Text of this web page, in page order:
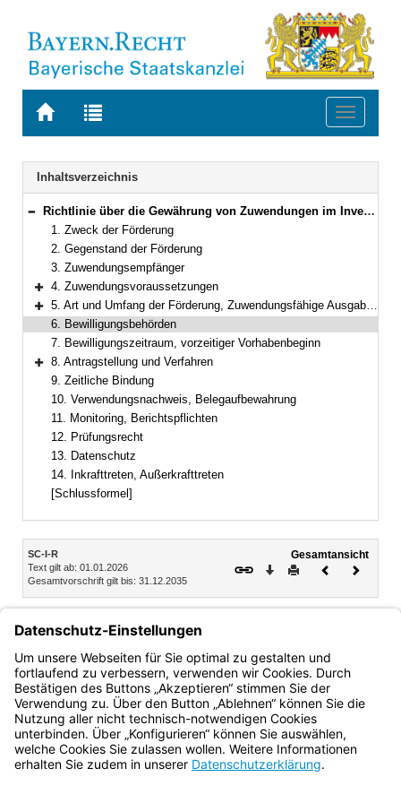
Zur
BAYERN.RECHT
Zur
letzten
Suche
Toggle
Navigation
Inhaltsverzeichnis
Bereich reduzieren
Richtlinie über die Gewährung von Zuwendungen im Investitionsprogramm Startchancen
1. Zweck der Förderung
2. Gegenstand der Förderung
3. Zuwendungsempfänger
Bereich erweitern
4. Zuwendungsvoraussetzungen
Bereich erweitern
5. Art und Umfang der Förderung, Zuwendungsfähige Ausgaben
6. Bewilligungsbehörden
7. Bewilligungszeitraum, vorzeitiger Vorhabenbeginn
Bereich erweitern
8. Antragstellung und Verfahren
9. Zeitliche Bindung
10. Verwendungsnachweis, Belegaufbewahrung
11. Monitoring, Berichtspflichten
12. Prüfungsrecht
13. Datenschutz
14. Inkrafttreten, Außerkrafttreten
[Schlussformel]
Inhalt
SC-I-R
Text gilt ab: 01.01.2026
Gesamtvorschrift gilt bis: 31.12.2035
Gesamtansicht
Download
DruckenVorheriges
Bewilligungsbehörden sind die Regierungen.
zuständig ist die Bezirksregierung, in deren Bezirk die
Maßnahme vorgenommen wird.
Bayern.de
BayernPortal